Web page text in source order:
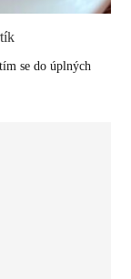
se do úplných